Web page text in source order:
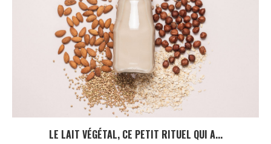
LE LAIT VÉGÉTAL, CE PETIT RITUEL QUI A...